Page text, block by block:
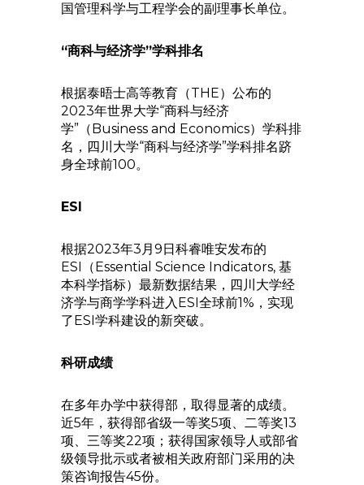
国管理科学与工程学会的副理事长单位。
“商科与经济学”学科排名
根据泰晤士高等教育（THE）公布的
2023年世界大学“商科与经济
学”（Business and Economics）学科排
名，四川大学“商科与经济学”学科排名跻
身全球前100。
ESI
根据2023年3月9日科睿唯安发布的
ESI（Essential Science Indicators, 基
本科学指标）最新数据结果，四川大学经
济学与商学学科进入ESI全球前1%，实现
了ESI学科建设的新突破。
科研成绩
在多年办学中获得部，取得显著的成绩。
近5年，获得部省级一等奖5项、二等奖13
项、三等奖22项；获得国家领导人或部省
级领导批示或者被相关政府部门采用的决
策咨询报告45份。